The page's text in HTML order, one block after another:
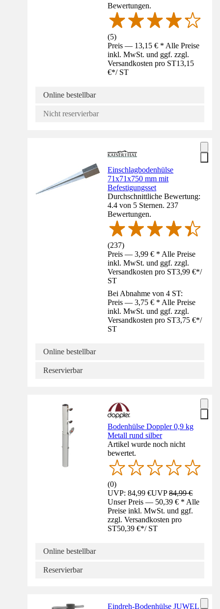
Bewertungen.
(5)
Preis — 13,15 € * Alle Preise
inkl. MwSt. und ggf. zzgl.
Versandkosten pro ST13,15
€*/ ST
Online bestellbar
Nicht reservierbar
Einschlagbodenhülse
71x71x750 mm mit
Befestigungsset
Durchschnittliche Bewertung:
4.4 von 5 Sternen. 237
Bewertungen.
(237)
Preis — 3,99 € * Alle Preise
inkl. MwSt. und ggf. zzgl.
Versandkosten pro ST3,99 €*/
ST
Bei Abnahme von 4 ST:
Preis — 3,75 € * Alle Preise
inkl. MwSt. und ggf. zzgl.
Versandkosten pro ST3,75 €*/
ST
Online bestellbar
Reservierbar
Bodenhülse Doppler 0,9 kg
Metall rund silber
Artikel wurde noch nicht
bewertet.
(0)
UVP: 84,99 €UVP84,99 €
Unser Preis — 50,39 € * Alle
Preise inkl. MwSt. und ggf.
zzgl. Versandkosten pro
ST50,39 €*/ ST
Online bestellbar
Reservierbar
Eindreh-Bodenhülse JUWEL